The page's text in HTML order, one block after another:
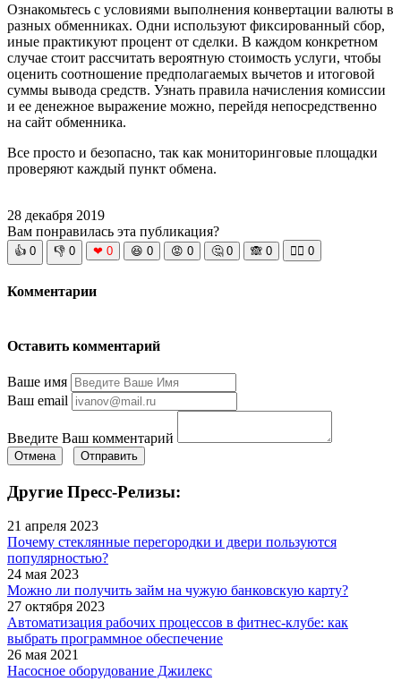
Ознакомьтесь с условиями выполнения конвертации валюты в
разных обменниках. Одни используют фиксированный сбор,
иные практикуют процент от сделки. В каждом конкретном
случае стоит рассчитать вероятную стоимость услуги, чтобы
оценить соотношение предполагаемых вычетов и итоговой
суммы вывода средств. Узнать правила начисления комиссии
и ее денежное выражение можно, перейдя непосредственно
на сайт обменника.
Все просто и безопасно, так как мониторинговые площадки
проверяют каждый пункт обмена.
28 декабря 2019
Вам понравилась эта публикация?
👍 0 👎 0 ❤ 0 😆 0 😡 0 🤔 0 🙈 0 🧘‍♀️ 0
Комментарии
Оставить комментарий
Ваше имя
Ваш email
Введите Ваш комментарий
Отмена Отправить
Другие Пресс-Релизы:
21 апреля 2023
Почему стеклянные перегородки и двери пользуются
популярностью?
24 мая 2023
Можно ли получить займ на чужую банковскую карту?
27 октября 2023
Автоматизация рабочих процессов в фитнес-клубе: как
выбрать программное обеспечение
26 мая 2021
Насосное оборудование Джилекс